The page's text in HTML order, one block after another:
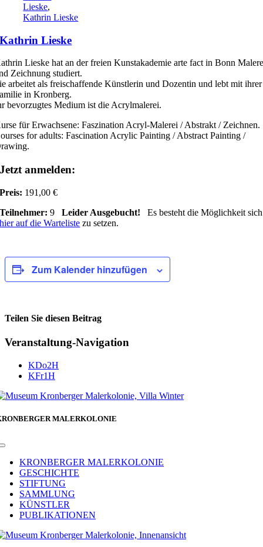
Lieske,
Kathrin Lieske
Kathrin Lieske
Lieske hat an der freien Kunstakademie arte fact in Bonn
Zeichnung studiert.
arbeitet als freischaffende Künstlerin und Dozentin und lebt mit ihrer
in Kronberg.
bevorzugtes Medium ist die Acrylmalerei.
für Erwachsene: Faszination Acryl-Malerei / Abstrakt / Zeichnen.
for adults: Fascination Acrylic Painting / Abstract Painting /
Jetzt anmelden:
Preis: 191,00 €
Teilnehmer: 9Leider Ausgebucht! Es besteht die Möglichkeit sich
hier auf die Warteliste zu setzen.
Zum Kalender hinzufügen
Teilen Sie diesen Beitrag
Facebook
Veranstaltung-Navigation
KDo2H
KFr1H
MALERKOLONIE
Toggle
NavigationKRONBERGER MALERKOLONIE
GESCHICHTE
STIFTUNG
SAMMLUNG
KÜNSTLER
PUBLIKATIONEN